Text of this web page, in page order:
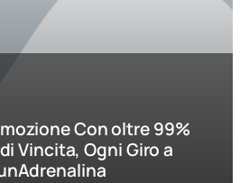
Con oltre 99%
Vincita, Ogni Giro a